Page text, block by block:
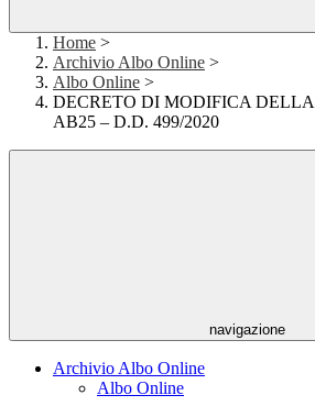
Home >
Archivio Albo Online >
Albo Online >
DECRETO DI MODIFICA
AB25 – D.D. 499/2020
navigazione
Archivio Albo Online
Albo Online